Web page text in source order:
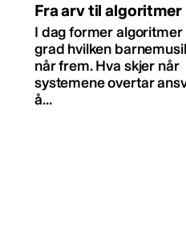
Fra arv til algoritmer
I dag former algoritmer
grad hvilken
når frem. Hva skjer når
systemene overtar
å...